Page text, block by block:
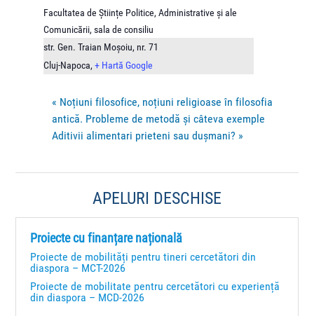
Facultatea de Științe Politice, Administrative și ale
Comunicării, sala de consiliu
str. Gen. Traian Moșoiu, nr. 71
Cluj-Napoca, + Hartă Google
« Noțiuni filosofice, noțiuni religioase în filosofia
antică. Probleme de metodă și câteva exemple
Aditivii alimentari prieteni sau dușmani? »
APELURI DESCHISE
Proiecte cu finanțare națională
Proiecte de mobilități pentru tineri cercetători din
diaspora – MCT-2026
Proiecte de mobilitate pentru cercetători cu experiență
din diaspora – MCD-2026